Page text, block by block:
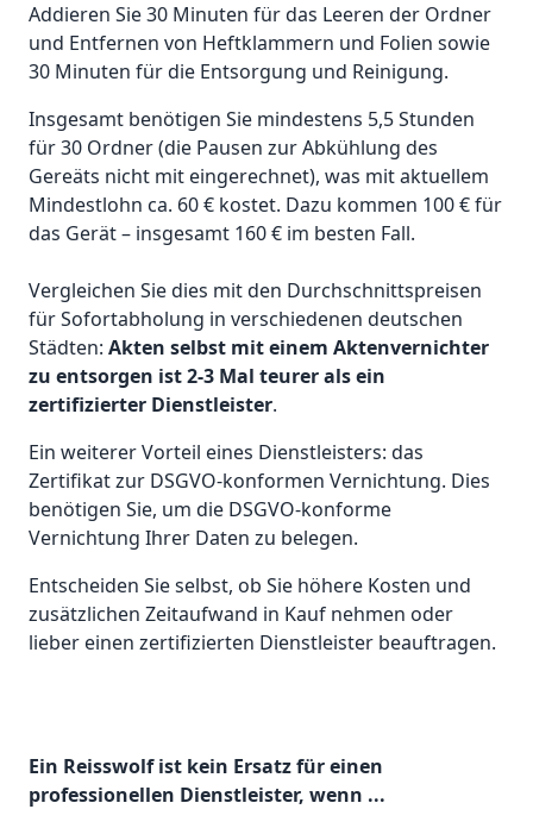
Addieren Sie 30 Minuten für das Leeren der Ordner
und Entfernen von Heftklammern und Folien sowie
30 Minuten für die Entsorgung und Reinigung.
Insgesamt benötigen Sie mindestens 5,5 Stunden
für 30 Ordner (die Pausen zur Abkühlung des
Gereäts nicht mit eingerechnet), was mit aktuellem
Mindestlohn ca. 60 € kostet. Dazu kommen 100 € für
das Gerät – insgesamt 160 € im besten Fall.
Vergleichen Sie dies mit den Durchschnittspreisen
für Sofortabholung in verschiedenen deutschen
Städten: Akten selbst mit einem Aktenvernichter
zu entsorgen ist 2-3 Mal teurer als ein
zertifizierter Dienstleister.
Ein weiterer Vorteil eines Dienstleisters: das
Zertifikat zur DSGVO-konformen Vernichtung. Dies
benötigen Sie, um die DSGVO-konforme
Vernichtung Ihrer Daten zu belegen.
Entscheiden Sie selbst, ob Sie höhere Kosten und
zusätzlichen Zeitaufwand in Kauf nehmen oder
lieber einen zertifizierten Dienstleister beauftragen.
Ein Reisswolf ist kein Ersatz für einen
professionellen Dienstleister, wenn ...